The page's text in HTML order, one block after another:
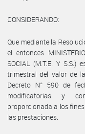
CONSIDERANDO:
Que mediante la
el entonces
SOCIAL (M.T.E. Y S.S.)
trimestral del valor de
Decreto N° 590 de
modificatorias y
proporcionada a los
las prestaciones.